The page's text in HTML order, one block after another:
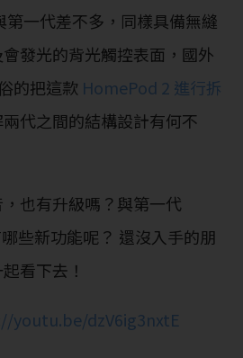
第一代差不多，同樣具備無縫
發光的背光觸控表面，國外
的把這款 HomePod 2 進行拆
兩代之間的結構設計有何不
也有升級嗎？與第一代
些新功能呢？ 還沒入手的朋
看下去！
youtu.be/dzV6ig3nxtE